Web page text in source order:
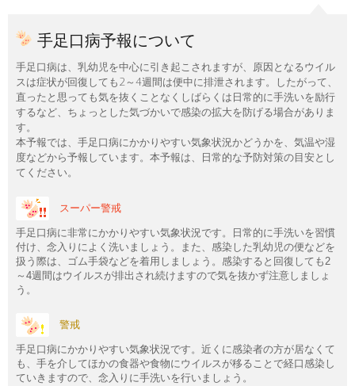
手足口病予報について
手足口病は、乳幼児を中心に引き起こされますが、原因となるウイル
スは症状が回復しても2～4週間は便中に排泄されます。したがって、
直ったと思っても気を抜くことなくしばらくは日常的に手洗いを励行
するなど、ちょっとした気づかいで感染の拡大を防げる場合がありま
す。
本予報では、手足口病にかかりやすい気象状況かどうかを、気温や湿
度などから予報しています。本予報は、日常的な予防対策の目安とし
てください。
スーパー警戒
手足口病に非常にかかりやすい気象状況です。日常的に手洗いを習慣
付け、念入りによく洗いましょう。また、感染した乳幼児の便などを
扱う際は、ゴム手袋などを着用しましょう。感染すると回復しても2
～4週間はウイルスが排出され続けますので気を抜かず注意しましょ
う。
警戒
手足口病にかかりやすい気象状況です。近くに感染者の方が居なくて
も、手を介してほかの食器や食物にウイルスが移ることで経口感染し
ていきますので、念入りに手洗いを行いましょう。